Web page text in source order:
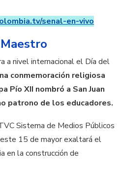
senal-en-vivo
a nivel internacional el Día del
conmemoración religiosa
Pío XII nombró a San Juan
patrono de los educadores.
Sistema de Medios Públicos
15 de mayor exaltará el
en la construcción de